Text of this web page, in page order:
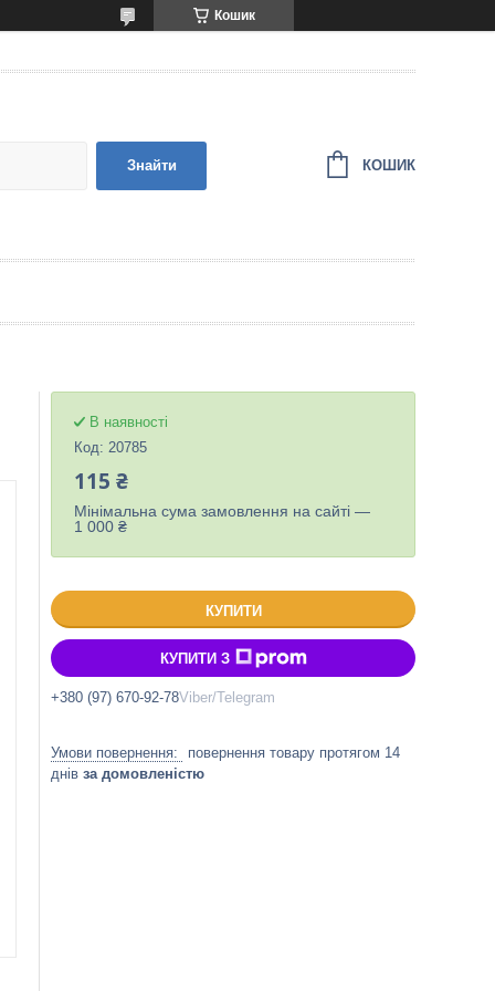
Кошик
Знайти КОШИК
В наявності
Код: 20785
115 ₴
Мінімальна сума замовлення на сайті —
1 000 ₴
КУПИТИ
КУПИТИ З
+380 (97) 670-92-78Viber/Telegram
повернення товару протягом 14
днів за домовленістю